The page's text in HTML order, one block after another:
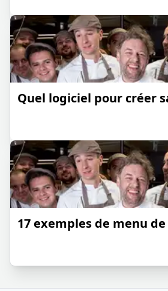
Quel logiciel pour créer
17 exemples de menu